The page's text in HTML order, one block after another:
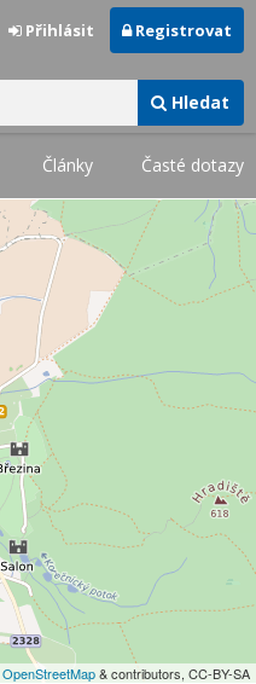
Hledat
Přihlásit Registrovat
Články Časté dotazy
OpenStreetMap& contributors, CC-BY-SA